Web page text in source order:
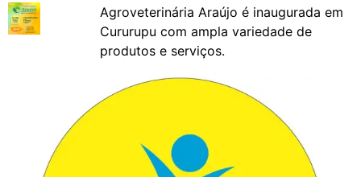
Agroveterinária Araújo é inaugurada em
Cururupu com ampla variedade de
produtos e serviços.